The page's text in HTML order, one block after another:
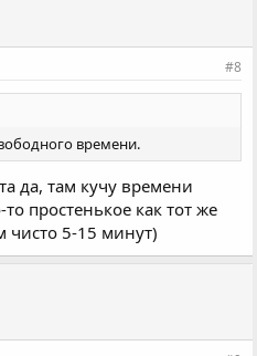
#8
времени.
да, там кучу времени
простенькое как тот же
чисто 5-15 минут)